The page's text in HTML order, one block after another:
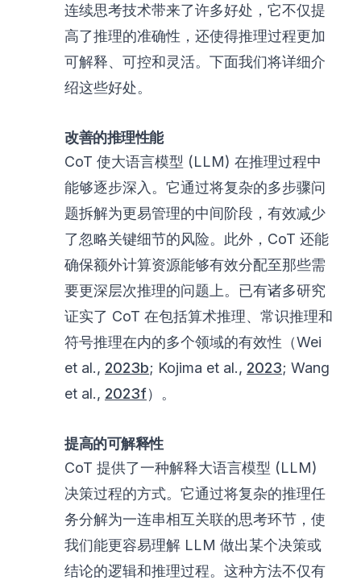
连续思考技术带来了许多好处，它不仅提
高了推理的准确性，还使得推理过程更加
可解释、可控和灵活。下面我们将详细介
绍这些好处。
改善的推理性能
CoT 使大语言模型 (LLM) 在推理过程中
能够逐步深入。它通过将复杂的多步骤问
题拆解为更易管理的中间阶段，有效减少
了忽略关键细节的风险。此外，CoT 还能
确保额外计算资源能够有效分配至那些需
要更深层次推理的问题上。已有诸多研究
证实了 CoT 在包括算术推理、常识推理和
符号推理在内的多个领域的有效性（Wei
et al., 2023b; Kojima et al., 2023; Wang
et al., 2023f）。
提高的可解释性
CoT 提供了一种解释大语言模型 (LLM)
决策过程的方式。它通过将复杂的推理任
务分解为一连串相互关联的思考环节，使
我们能更容易理解 LLM 做出某个决策或
结论的逻辑和推理过程。这种方法不仅有